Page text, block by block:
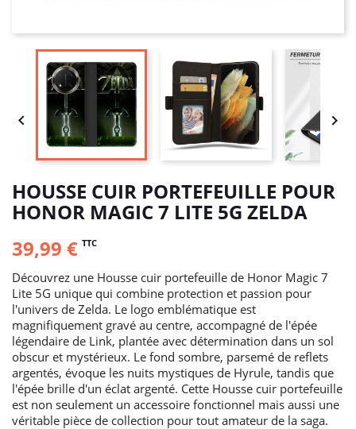
 
HOUSSE CUIR PORTEFEUILLE POUR
HONOR MAGIC 7 LITE 5G ZELDA
39,99 € TTC
Découvrez une Housse cuir portefeuille de Honor Magic 7
Lite 5G unique qui combine protection et passion pour
l'univers de Zelda. Le logo emblématique est
magnifiquement gravé au centre, accompagné de l'épée
légendaire de Link, plantée avec détermination dans un sol
obscur et mystérieux. Le fond sombre, parsemé de reflets
argentés, évoque les nuits mystiques de Hyrule, tandis que
l'épée brille d'un éclat argenté. Cette Housse cuir portefeuille
est non seulement un accessoire fonctionnel mais aussi une
véritable pièce de collection pour tout amateur de la saga.